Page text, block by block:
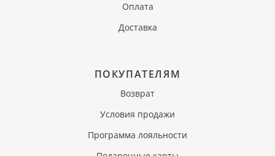
Оплата
Доставка
ПОКУПАТЕЛЯМ
Возврат
Условия продажи
Программа лояльности